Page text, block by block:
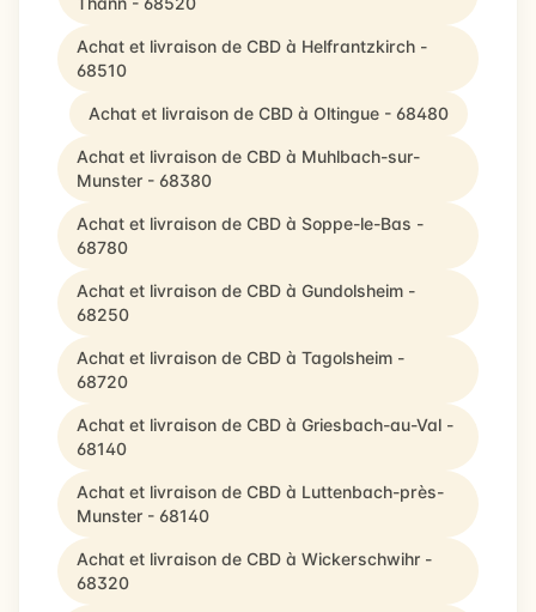
Achat et livraison de CBD à Helfrantzkirch -
68510
Achat et livraison de CBD à Oltingue - 68480
Achat et livraison de CBD à Muhlbach-sur-
Munster - 68380
Achat et livraison de CBD à Soppe-le-Bas -
68780
Achat et livraison de CBD à Gundolsheim -
68250
Achat et livraison de CBD à Tagolsheim -
68720
Achat et livraison de CBD à Griesbach-au-Val -
68140
Achat et livraison de CBD à Luttenbach-près-
Munster - 68140
Achat et livraison de CBD à Wickerschwihr -
68320